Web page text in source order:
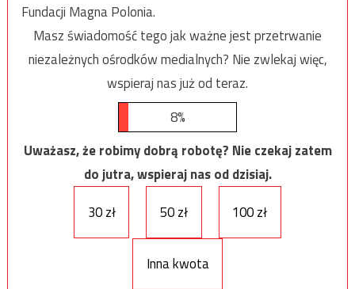
Fundacji Magna Polonia.
Masz świadomość tego jak ważne jest przetrwanie
niezależnych ośrodków medialnych? Nie zwlekaj więc,
wspieraj nas już od teraz.
8%
Uważasz, że robimy dobrą robotę? Nie czekaj zatem
do jutra, wspieraj nas od dzisiaj.
30 zł
50 zł 100 zł
Inna kwota